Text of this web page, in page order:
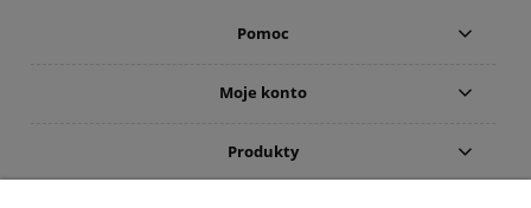
Pomoc
Moje konto
Produkty